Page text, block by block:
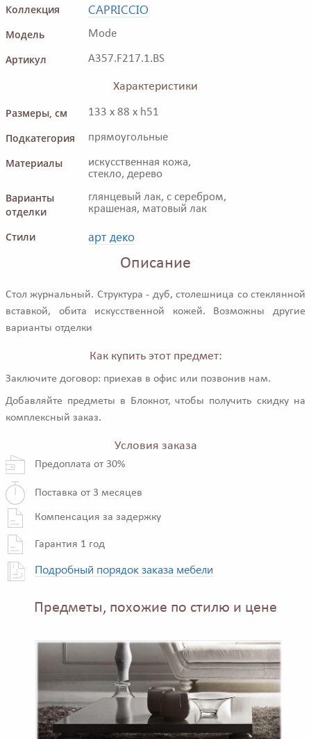
Коллекция CAPRICCIO
Модель Mode
Артикул A357.F217.1.BS
Характеристики
Размеры, см
133 x 88 x h51
Подкатегория прямоугольные
Материалы
искусственная кожа,
стекло, дерево
Варианты
отделки
глянцевый лак, с серебром,
крашеная, матовый лак
Стили арт деко
Описание
Стол журнальный. Структура - дуб, столешница со стеклянной
вставкой, обита искусственной кожей. Возможны другие
варианты отделки
Как купить этот предмет:
Заключите договор: приехав в офис или позвонив нам.
Добавляйте предметы в Блокнот, чтобы получить скидку на
комплексный заказ.
Условия заказа
Предоплата от 30%
Поставка от 3 месяцев
Компенсация за задержку
Гарантия 1 год
Подробный порядок заказа мебели
Предметы, похожие по стилю и цене